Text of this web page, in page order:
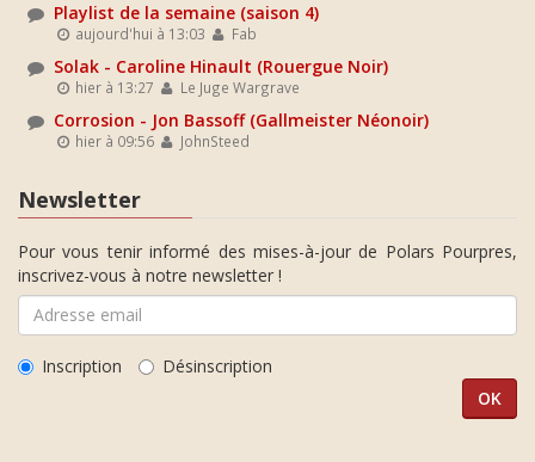
Playlist de la semaine (saison 4)
aujourd'hui à 13:03 Fab
Solak - Caroline Hinault (Rouergue Noir)
hier à 13:27 Le Juge Wargrave
Corrosion - Jon Bassoff (Gallmeister Néonoir)
hier à 09:56 JohnSteed
Newsletter
Pour vous tenir informé des mises-à-jour de Polars Pourpres,
inscrivez-vous à notre newsletter !
Inscription Désinscription